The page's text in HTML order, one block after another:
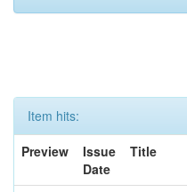
Item hits:
Preview
Issue
Date
Title